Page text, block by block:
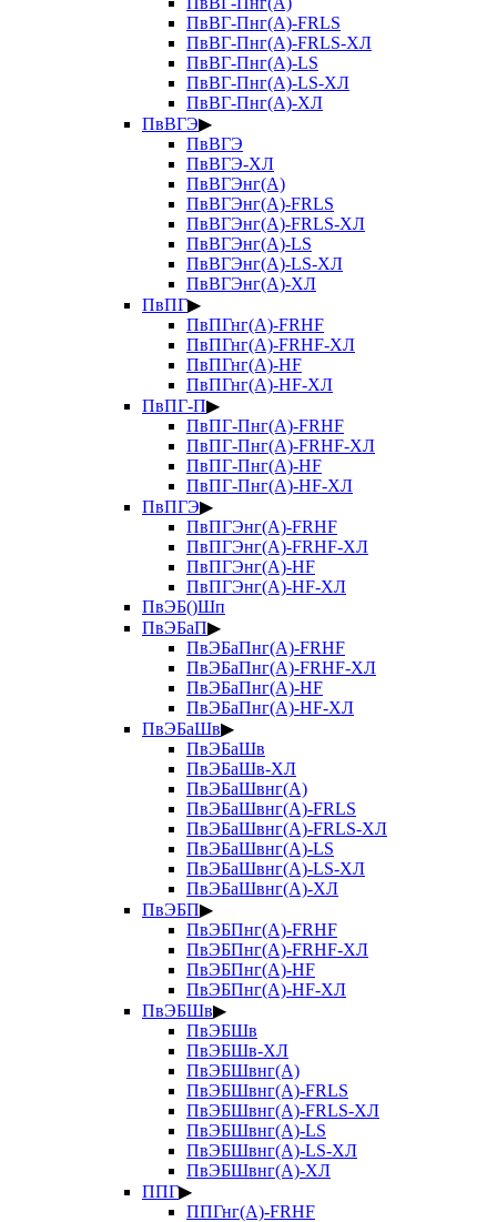
ПвВГ-Пнг(А)-FRLS
ПвВГ-Пнг(А)-FRLS-ХЛ
ПвВГ-Пнг(А)-LS
ПвВГ-Пнг(А)-LS-ХЛ
ПвВГ-Пнг(А)-ХЛ
ПвВГЭ▶
ПвВГЭ
ПвВГЭ-ХЛ
ПвВГЭнг(А)
ПвВГЭнг(А)-FRLS
ПвВГЭнг(А)-FRLS-ХЛ
ПвВГЭнг(А)-LS
ПвВГЭнг(А)-LS-ХЛ
ПвВГЭнг(А)-ХЛ
ПвПГ▶
ПвПГнг(А)-FRHF
ПвПГнг(А)-FRHF-ХЛ
ПвПГнг(А)-HF
ПвПГнг(А)-HF-ХЛ
ПвПГ-П▶
ПвПГ-Пнг(А)-FRHF
ПвПГ-Пнг(А)-FRHF-ХЛ
ПвПГ-Пнг(А)-HF
ПвПГ-Пнг(А)-HF-ХЛ
ПвПГЭ▶
ПвПГЭнг(А)-FRHF
ПвПГЭнг(А)-FRHF-ХЛ
ПвПГЭнг(А)-HF
ПвПГЭнг(А)-HF-ХЛ
ПвЭБ()Шп
ПвЭБаП▶
ПвЭБаПнг(А)-FRHF
ПвЭБаПнг(А)-FRHF-ХЛ
ПвЭБаПнг(А)-HF
ПвЭБаПнг(А)-HF-ХЛ
ПвЭБаШв▶
ПвЭБаШв
ПвЭБаШв-ХЛ
ПвЭБаШвнг(А)
ПвЭБаШвнг(А)-FRLS
ПвЭБаШвнг(А)-FRLS-ХЛ
ПвЭБаШвнг(А)-LS
ПвЭБаШвнг(А)-LS-ХЛ
ПвЭБаШвнг(А)-ХЛ
ПвЭБП▶
ПвЭБПнг(А)-FRHF
ПвЭБПнг(А)-FRHF-ХЛ
ПвЭБПнг(А)-HF
ПвЭБПнг(А)-HF-ХЛ
ПвЭБШв▶
ПвЭБШв
ПвЭБШв-ХЛ
ПвЭБШвнг(А)
ПвЭБШвнг(А)-FRLS
ПвЭБШвнг(А)-FRLS-ХЛ
ПвЭБШвнг(А)-LS
ПвЭБШвнг(А)-LS-ХЛ
ПвЭБШвнг(А)-ХЛ
ППГ▶
ППГнг(А)-FRHF